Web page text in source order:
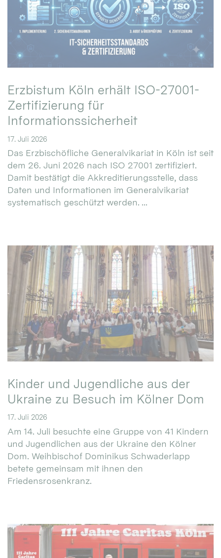
Erzbistum Köln erhält ISO-27001-
Zertifizierung für
Informationssicherheit
17. Juli 2026
Das Erzbischöfliche Generalvikariat in Köln ist seit
dem 26. Juni 2026 nach ISO 27001 zertifiziert.
Damit bestätigt die Akkreditierungsstelle, dass
Daten und Informationen im Generalvikariat
systematisch geschützt werden. ...
Kinder und Jugendliche aus der
Ukraine zu Besuch im Kölner Dom
17. Juli 2026
Am 14. Juli besuchte eine Gruppe von 41 Kindern
und Jugendlichen aus der Ukraine den Kölner
Dom. Weihbischof Dominikus Schwaderlapp
betete gemeinsam mit ihnen den
Friedensrosenkranz.